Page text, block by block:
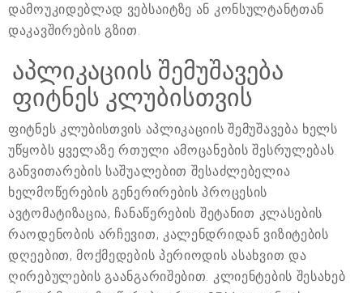
დამოუკიდებლად ვებსაიტზე ან კონსულტანტთან
დაკავშირების გზით.
აპლიკაციის შემუშავება
ფიტნეს კლუბისთვის
ფიტნეს კლუბისთვის აპლიკაციის შემუშავება ხელს
უწყობს ყველაზე რთული ამოცანების შესრულებას.
განვითარების საშუალებით შესაძლებელია
ხელმოწერების გენერირების პროცესის
ავტომატიზაცია, ჩანაწერების შეტანით კლასების
რაოდენობის არჩევით, კალენდრიდან ვიზიტების
დღეებით, მოქმედების პერიოდის ასახვით და
ღირებულების გაანგარიშებით. კლიენტების შესახებ